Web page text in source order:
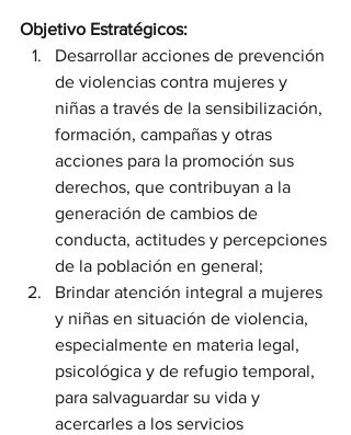
Objetivo Estratégicos:
Desarrollar acciones de prevención
de violencias contra mujeres y
niñas a través de la sensibilización,
formación, campañas y otras
acciones para la promoción sus
derechos, que contribuyan a la
generación de cambios de
conducta, actitudes y percepciones
de la población en general;
Brindar atención integral a mujeres
y niñas en situación de violencia,
especialmente en materia legal,
psicológica y de refugio temporal,
para salvaguardar su vida y
acercarles a los servicios